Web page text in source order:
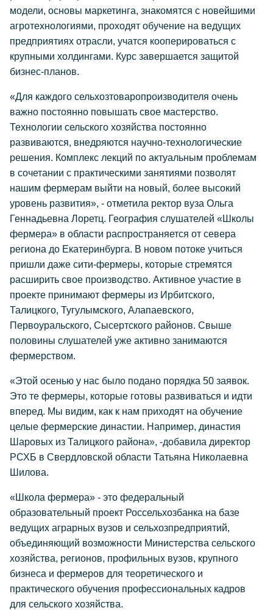
модели, основы маркетинга, знакомятся с новейшими
агротехнологиями, проходят обучение на ведущих
предприятиях отрасли, учатся кооперироваться с
крупными холдингами. Курс завершается защитой
бизнес-планов.
«Для каждого сельхозтоваропроизводителя очень
важно постоянно повышать свое мастерство.
Технологии сельского хозяйства постоянно
развиваются, внедряются научно-технологические
решения. Комплекс лекций по актуальным проблемам
в сочетании с практическими занятиями позволят
нашим фермерам выйти на новый, более высокий
уровень развития», - отметила ректор вуза Ольга
Геннадьевна Лоретц. География слушателей «Школы
фермера» в области распространяется от севера
региона до Екатеринбурга. В новом потоке учиться
пришли даже сити-фермеры, которые стремятся
расширить свое производство. Активное участие в
проекте принимают фермеры из Ирбитского,
Талицкого, Тугулымского, Алапаевского,
Первоуральского, Сысертского районов. Свыше
половины слушателей уже активно занимаются
фермерством.
«Этой осенью у нас было подано порядка 50 заявок.
Это те фермеры, которые готовы развиваться и идти
вперед. Мы видим, как к нам приходят на обучение
целые фермерские династии. Например, династия
Шаровых из Талицкого района», -добавила директор
РСХБ в Свердловской области Татьяна Николаевна
Шилова.
«Школа фермера» - это федеральный
образовательный проект Россельхозбанка на базе
ведущих аграрных вузов и сельхозпредприятий,
объединяющий возможности Министерства сельского
хозяйства, регионов, профильных вузов, крупного
бизнеса и фермеров для теоретического и
практического обучения профессиональных кадров
для сельского хозяйства.